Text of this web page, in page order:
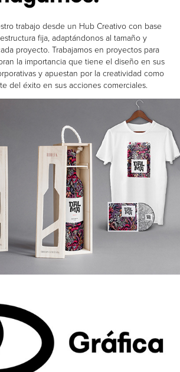
trabajo desde un Hub Creativo con base
fija, adaptándonos al tamaño y
proyecto. Trabajamos en proyectos para
la importancia que tiene el diseño en sus
y apuestan por la creatividad como
del éxito en sus acciones comerciales.